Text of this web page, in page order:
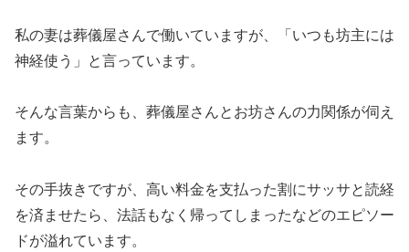
私の妻は葬儀屋さんで働いていますが、「いつも坊主には
神経使う」と言っています。
そんな言葉からも、葬儀屋さんとお坊さんの力関係が伺え
ます。
その手抜きですが、高い料金を支払った割にサッサと読経
を済ませたら、法話もなく帰ってしまったなどのエピソー
ドが溢れています。